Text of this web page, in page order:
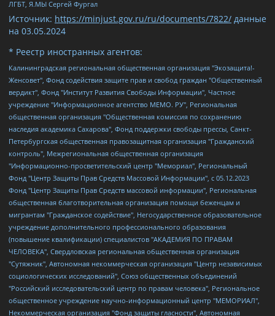
ЛГБТ, Я.МЫ Сергей Фургал
Источник: https://minjust.gov.ru/ru/documents/7822/ данные
на 03.05.2024
* Реестр иностранных агентов:
Калининградская региональная общественная организация "Экозащита!-Женсовет", Фонд содействия защите прав и свобод граждан "Общественный вердикт", Фонд "Институт Развития Свободы Информации", Частное учреждение "Информационное агентство МЕМО. РУ", Региональная общественная организация "Общественная комиссия по сохранению наследия академика Сахарова", Фонд поддержки свободы прессы, Санкт-Петербургская общественная правозащитная организация "Гражданский контроль", Межрегиональная общественная организация "Информационно-просветительский центр "Мемориал", Региональный Фонд "Центр Защиты Прав Средств Массовой Информации", с 05.12.2023 Фонд "Центр Защиты Прав Средств массовой информации", Региональная общественная благотворительная организация помощи беженцам и мигрантам "Гражданское содействие", Негосударственное образовательное учреждение дополнительного профессионального образования (повышение квалификации) специалистов "АКАДЕМИЯ ПО ПРАВАМ ЧЕЛОВЕКА", Свердловская региональная общественная организация "Сутяжник", Автономная некоммерческая организация "Центр независимых социологических исследований", Союз общественных объединений "Российский исследовательский центр по правам человека", Региональное общественное учреждение научно-информационный центр "МЕМОРИАЛ", Некоммерческая организация "Фонд защиты гласности", Автономная некоммерческая организация "Институт прав человека", Городская общественная организация "Екатеринбургское общество "МЕМОРИАЛ", Городская общественная организация "Рязанское историко-просветительское и правозащитное общество "Мемориал" (Рязанский Мемориал), Челябинский региональный орган общественной самодеятельности – женское общественное объединение "Женщины Евразии", Челябинский региональный орган общественной самодеятельности "Уральская правозащитная группа", Фонд содействия защите здоровья и социальной справедливости имени Андрея Рылькова, Автономная Некоммерческая Организация "Аналитический Центр Юрия Левады", Автономная некоммерческая организация социальной поддержки населения "Проект Апрель", Региональная общественная организация помощи женщинам и детям, находящимся в кризисной ситуации "Информационно-методический центр "Анна", Фонд содействия развитию массовых коммуникаций и правовому просвещению "Так-так-Так", Фонд содействия устойчивому развитию "Серебряная тайга", Свердловский региональный общественный фонд социальных проектов "Новое время", "Idel.Реалии", Кавказ.Реалии, Крым.Реалии, Телеканал Настоящее Время, Татаро-башкирская служба Радио Свобода (Azatliq Radiosi), Радио Свободная Европа/Радио Свобода (PCE/PC), "Сибирь.Реалии", "Фактограф", Благотворительный фонд помощи осужденным и их семьям, Автономная некоммерческая организация "Институт глобализации и социальных движений", Фонд "В защиту прав заключенных", Частное учреждение "Центр поддержки и содействия развитию средств массовой информации", Пензенский региональный общественный благотворительный фонд "Гражданский союз", "Север.Реалии", Некоммерческая организация Фонд "Правовая инициатива", Общество с ограниченной ответственностью "Радио Свободная Европа/Радио Свобода", Чешское информационное агентство "MEDIUM-ORIENT", Красноярская региональная общественная организация "Мы против СПИДа", Камалягин Денис Николаевич, Маркелов Сергей Евгеньевич, Пономарев Лев Александрович, Савицкая Людмила Алексеевна, Автономная некоммерческая организация "Центр по работе с проблемой насилия "НАСИЛИЮ.НЕТ", Межрегиональный профессиональный союз работников здравоохранения "Альянс врачей", Юридическое лицо, зарегистрированное в Латвийской Республике, SIA "Medusa Project" (регистрационный номер 40103797863, дата регистрации 10.06.2014), Некоммерческая организация "Фонд по борьбе с коррупцией", Автономная некоммерческая организация "Институт права и публичной политики", Баданин Роман Сергеевич, Гликин Максим Александрович, Железнова Мария Михайловна, Лукьянова Юлия Сергеевна, Маетная Елизавета Витальевна, Маняхин Петр Борисович, Чуракова Ольга Владимировна, Ярош Юлия Петровна, Юридическое лицо "The Insider SIA", зарегистрированное в Риге, Латвийская Республика (дата регистрации 26.06.2015), являющееся администратором доменного имени интернет-издания "The Insider SIA", https://theins.ru, Постернак Алексей Евгеньевич, Рубин Михаил Аркадьевич, Анин Роман Александрович, Юридическое лицо Istories fonds, зарегистрированное в Латвийской Республике (регистрационный номер 50008295751, дата регистрации 24.02.2020), Великовский Дмитрий Александрович, Долинина Ирина Николаевна, Мароховская Алеся Алексеевна, Шлейнов Роман Юрьевич, Шмагун Олеся Валентиновна, Общество с ограниченной ответственностью "Альтаир 2021", Общество с ограниченной ответственностью "Вега 2021", Общество с ограниченной ответственностью "Главный редактор 2021", Общество с ограниченной ответственностью "Ромашки монолит", Важенков Артем Валерьевич, Ивановская областная общественная организация "Центр гендерных исследований", Гурман Юрий Альбертович, Медиапроект "ОВД-Инфо", Егоров Владимир Владимирович, Жилинский Владимир Александрович, Общество с ограниченной ответственностью "ЗП", Иванова София Юрьевна, Карезина Инна Павловна, Кильтау Екатерина Викторовна, Петров Алексей Викторович, Пискунов Сергей Евгеньевич, Смирнов Сергей Сергеевич, Тихонов Михаил Сергеевич, Общество с ограниченной ответственностью "ЖУРНАЛИСТ-ИНОСТРАННЫЙ АГЕНТ", Арапова Галина Юрьевна, Вольтская Татьяна Анатольевна, Американская компания "Mason G.E.S. Anonymous Foundation" (США), являющаяся владельцем интернет-издания https://mnews.world/, Компания "Stichting Bellingcat", зарегистрированная в Нидерландах (дата регистрации 11.07.2018), Захаров Андрей Вячеславович, Клепиковская Екатерина Дмитриевна, Общество с ограниченной ответственностью "МЕМО", Перл Роман Александрович, Симонов Евгений Алексеевич, Соловьева Елена Анатольевна, Сотников Даниил Владимирович, Сурначева Елизавета Дмитриевна, Автономная некоммерческая организация по защите прав человека и информированию населения "Якутия – Наше Мнение", Общество с ограниченной ответственностью "Москоу диджитал медиа", с 26.01.2023 Общество с ограниченной ответственностью "Чайка Белые сады", Ветошкина Валерия Валерьевна, Заговора Максим Александрович, Межрегиональное общественное движение "Российская ЛГБТ - сеть", Оленичев Максим Владимирович, Павлов Иван Юрьевич, Скворцова Елена Сергеевна, Общество с ограниченной ответственностью "Как бы инагент", Кочетков Игорь Викторович, Общество с ограниченной ответственностью "Честные выборы", Еланчик Олег Александрович, Общество с ограниченной ответственностью "Нобелевский призыв", Гималова Регина Эмилевна, Григорьев Андрей Валерьевич, Григорьева Алина Александровна, Ассоциация по содействию защите прав призывников, альтернативнослужащих и военнослужащих "Правозащитная группа "Гражданин.Армия.Право", Хисамова Регина Фаритовна, Автономная некоммерческая организация по реализации социально-правовых программ "Лилит", Дальневосточное общественное движение "Маяк", Санкт-Петербургская ЛГБТ-инициативная группа "Выход", Инициативная группа ЛГБТ+ "Реверс", Алексеев Андрей Викторович, Бекбулатова Таисия Львовна, Беляев Иван Михайлович, Владыкина Елена Сергеевна, Гельман Марат Александрович, Никульшина Вероника Юрьевна, Толоконникова Надежда Андреевна, Шендерович Виктор Анатольевич, Общество с ограниченной ответственностью "Данное сообщение", Общество с ограниченной ответственностью Издательский дом "Новая глава", Айнбиндер Александра Александровна, Московский комьюнити-центр для ЛГБТ+инициатив, Благотворительный фонд развития филантропии, Deutsche Welle (Германия, Kurt-Schumacher-Strasse 3, 53113 Bonn), Борзунова Мария Михайловна, Воробьев Виктор Викторович, Голубева Анна Львовна, Константинова Алла Михайловна, Малкова Ирина Владимировна, Мурадов Мурад Абдулгалимович, Осетинская Елизавета Николаевна, Понасенков Евгений Николаевич, Ганапольский Матвей Юрьевич, Киселев Евгений Алексеевич, Борухович Ирина Григорьевна, Дремин Иван Тимофеевич, Дубровский Дмитрий Викторович, Красноярская региональная общественная организация поддержки и развития альтернативных образовательных технологий и межкультурных коммуникаций "ИНТЕРРА", Маяковская Екатерина Алексеевна, Фейгин Марк Захарович, Филимонов Андрей Викторович, Дзугкоева Регина Николаевна, Доброхотов Роман Александрович, Дудь Юрий Александрович, Елкин Сергей Владимирович, Кругликов Кирилл Игоревич, Сабунаева Мария Леонидовна, Семенов Алексей Владимирович, Шаинян Карен Багратович, Шульман Екатерина Михайловна, Асафьев Артур Валерьевич, Вахштайн Виктор Семенович, Венедиктов Алексей Алексеевич, Лушникова Екатерина Евгеньевна, Волков Леонид Михайлович, Невзоров Александр Глебович, Пархоменко Сергей Борисович, Сироткин Ярослав Николаевич, Кара-Мурза Владимир Владимирович, Баранова Наталья Владимировна, Гозман Леонид Яковлевич, Кагарлицкий Борис Юльевич, Климарев Михаил Валерьевич, Милов Владимир Станиславович, Автономная некоммерческая организация Краснодарский центр современного искусства "Типография", Моргенштерн Алишер Тагирович, Соболь Любовь Эдуардовна, Общество с ограниченной ответственностью "ЛИЗА НОРМ", Каспаров Гарри Кимович, Ходорковский Михаил Борисович, Общество с ограниченной ответственностью "Апрельские тезисы", Данилович Ирина Брониславовна, Кашин Олег Владимирович, Петров Николай Владимирович, Пивоваров Алексей Владимирович, Соколов Михаил Владимирович, Цветкова Юлия Владимировна, Чичваркин Евгений Александрович, Комитет против пыток/Команда против пыток, Общество с ограниченной ответственностью "Первый научный", Общество с ограниченной ответственностью "Вертолет и ко", Белоцерковская Вероника Борисовна, Кац Максим Евгеньевич, Лазарева Татьяна Юрьевна, Шаведдинов Руслан Табризович, Яшин Илья Валерьевич, Общество с ограниченной ответственностью "Иноагент ААВ", Алешковский Дмитрий Петрович, Альбац Евгения Марковна, Быков Дмитрий Львович, Галямина Юлия Евгеньевна, Лойко Сергей Леонидович, Мартынов Кирилл Константинович, Медведев Сергей Александрович, Крашенинников Федор Геннадиевич, Гордеева Катерина Вл